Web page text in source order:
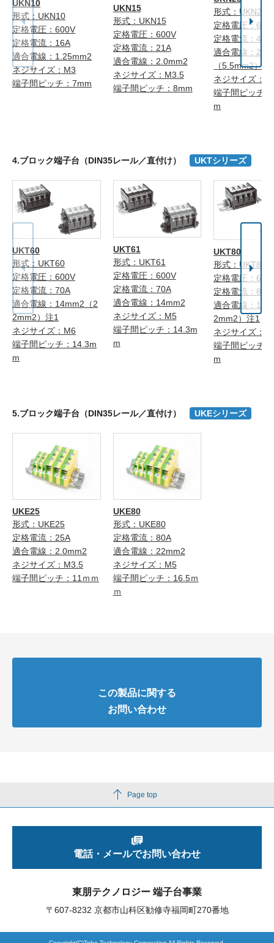
UKN10
形式：UKN10
定格電圧：600V
定格電流：16A
適合電線：1.25mm2
ネジサイズ：M3
端子間ピッチ：7mm
UKN15
形式：UKN15
定格電圧：600V
定格電流：21A
適合電線：2.0mm2
ネジサイズ：M3.5
端子間ピッチ：8mm
形式：UKN25
定格電圧：
定格電流：40A
適合電線：
（5.5mm2）注
ネジサイズ：
端子間ピッチ
m
4.ブロック端子台（DIN35レール／直付け） UKTシリーズ
UKT60
形式：UKT60
定格電圧：600V
定格電流：70A
適合電線：14mm2（2
2mm2）注1
ネジサイズ：M6
端子間ピッチ：14.3m
m
UKT61
形式：UKT61
定格電圧：600V
定格電流：70A
適合電線：14mm2
ネジサイズ：M5
端子間ピッチ：14.3m
m
UKT80
形式：UKT80
定格電圧：
定格電流：80A
適合電線：
2mm2）注1
ネジサイズ：
端子間ピッチ
m
5.ブロック端子台（DIN35レール／直付け） UKEシリーズ
UKE25
形式：UKE25
定格電流：25A
適合電線：2.0mm2
ネジサイズ：M3.5
端子間ピッチ：11ｍｍ
UKE80
形式：UKE80
定格電流：80A
適合電線：22mm2
ネジサイズ：M5
端子間ピッチ：16.5ｍ
ｍ
この製品に関する
お問い合わせ
Page top
東朋テクノロジー 端子台事業
〒607-8232 京都市山科区勧修寺福岡町270番地
電話・メールでお問い合わせ